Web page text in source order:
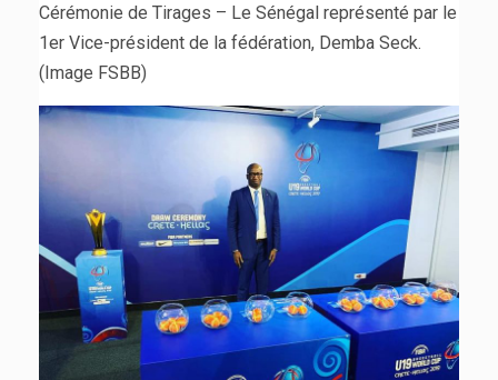
Cérémonie de Tirages – Le Sénégal représenté par le
1er Vice-président de la fédération, Demba Seck.
(Image FSBB)